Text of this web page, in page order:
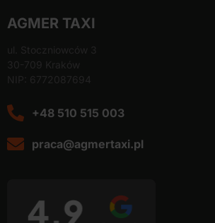
AGMER TAXI
+48 510 515 003
praca@agmertaxi.pl